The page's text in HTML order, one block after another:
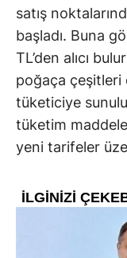
satış
başladı. Buna
TL’den alıcı
poğaça çeşitleri
tüketiciye
tüketim
yeni tarifeler